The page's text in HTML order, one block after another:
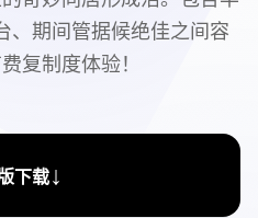
、期间管据候绝佳之间容
复制度体验！
下载↓